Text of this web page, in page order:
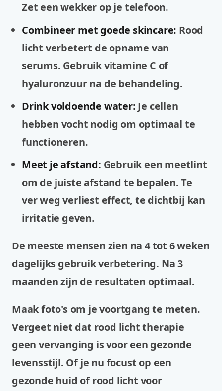
Zet een wekker op je telefoon.
Combineer met goede skincare: Rood
licht verbetert de opname van
serums. Gebruik vitamine C of
hyaluronzuur na de behandeling.
Drink voldoende water: Je cellen
hebben vocht nodig om optimaal te
functioneren.
Meet je afstand: Gebruik een meetlint
om de juiste afstand te bepalen. Te
ver weg verliest effect, te dichtbij kan
irritatie geven.
De meeste mensen zien na 4 tot 6 weken
dagelijks gebruik verbetering. Na 3
maanden zijn de resultaten optimaal.
Maak foto's om je voortgang te meten.
Vergeet niet dat rood licht therapie
geen vervanging is voor een gezonde
levensstijl. Of je nu focust op een
gezonde huid of rood licht voor